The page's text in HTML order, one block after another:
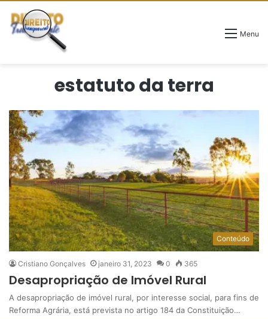
Menu
estatuto da terra
Conteúdo
Cristiano Gonçalves janeiro 31, 2023 0 365
Desapropriação de Imóvel Rural
A desapropriação de imóvel rural, por interesse social, para fins de
Reforma Agrária, está prevista no artigo 184 da Constituição…